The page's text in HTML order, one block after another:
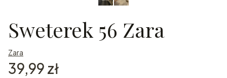
Sweterek 56 Zara
Zara
Cena
39,99 zł